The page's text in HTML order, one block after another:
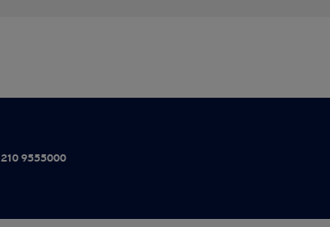
210 9555000